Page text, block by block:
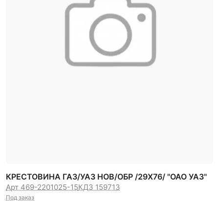
КРЕСТОВИНА ГАЗ/УАЗ НОВ/ОБР /29Х76/ "ОАО УАЗ"
Арт 469-2201025-15КДЗ 159713
Под заказ